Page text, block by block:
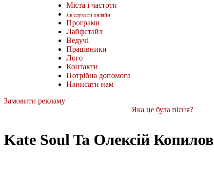
Міста і частоти
Як слухати онлайн
Програми
Лайфстайл
Ведучі
Працівники
Лого
Контакти
Потрібна допомога
Написати нам
Замовити рекламу
Яка це була пісня?
Kate Soul Ta Олексій Копилов